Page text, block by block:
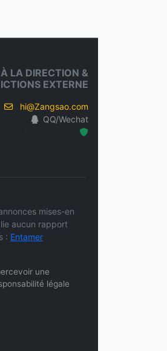
LA DIRECTION &
EXTERNE
hi@Zangsao.com
QQ/Wechat
mises-en
aucun rapport
: Entamer
une
légale